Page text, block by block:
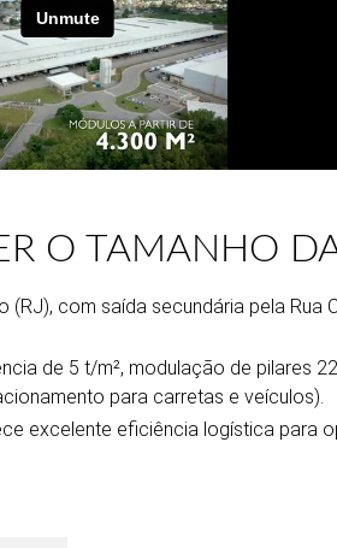
O TAMANHO
com saída secundária pela
de 5 t/m², modulação de pilares
para carretas e veículos).
excelente eficiência logística para